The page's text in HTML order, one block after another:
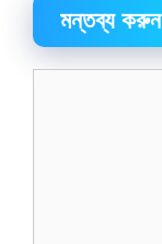
মন্তব্য করুন